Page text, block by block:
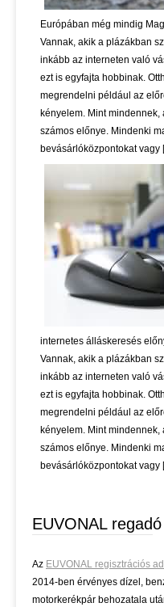
Európában még mindig
Vannak, akik a plázákban
inkább az interneten való
ezt is egyfajta hobbinak.
megrendelni például az
kényelem. Mint mindennek,
számos előnye. Mindenki
bevásárlóközpontokat vagy
internetes álláskeresés
Vannak, akik a plázákban
inkább az interneten való
ezt is egyfajta hobbinak.
megrendelni például az
kényelem. Mint mindennek,
számos előnye. Mindenki
bevásárlóközpontokat vagy
EUVONAL
Az EUVONAL regisztrációs
2014-ben érvényes dízel,
motorkerékpár behozatala